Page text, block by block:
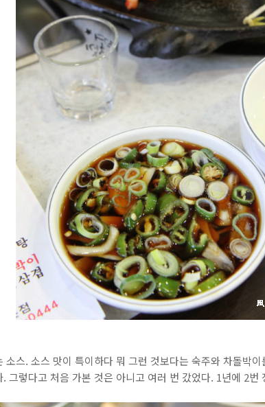
소스. 소스 맛이 특이하다 뭐 그런 것보다는 숙주와 차돌박
그렇다고 처음 가본 것은 아니고 여러 번 갔었다. 1년에 2번